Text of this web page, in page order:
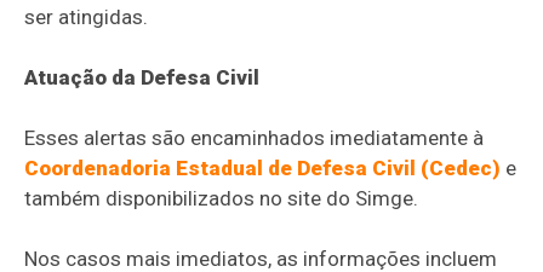
ser atingidas.
Atuação da Defesa Civil
Esses alertas são encaminhados imediatamente à
Coordenadoria Estadual de Defesa Civil (Cedec) e
também disponibilizados no site do Simge.
Nos casos mais imediatos, as informações incluem